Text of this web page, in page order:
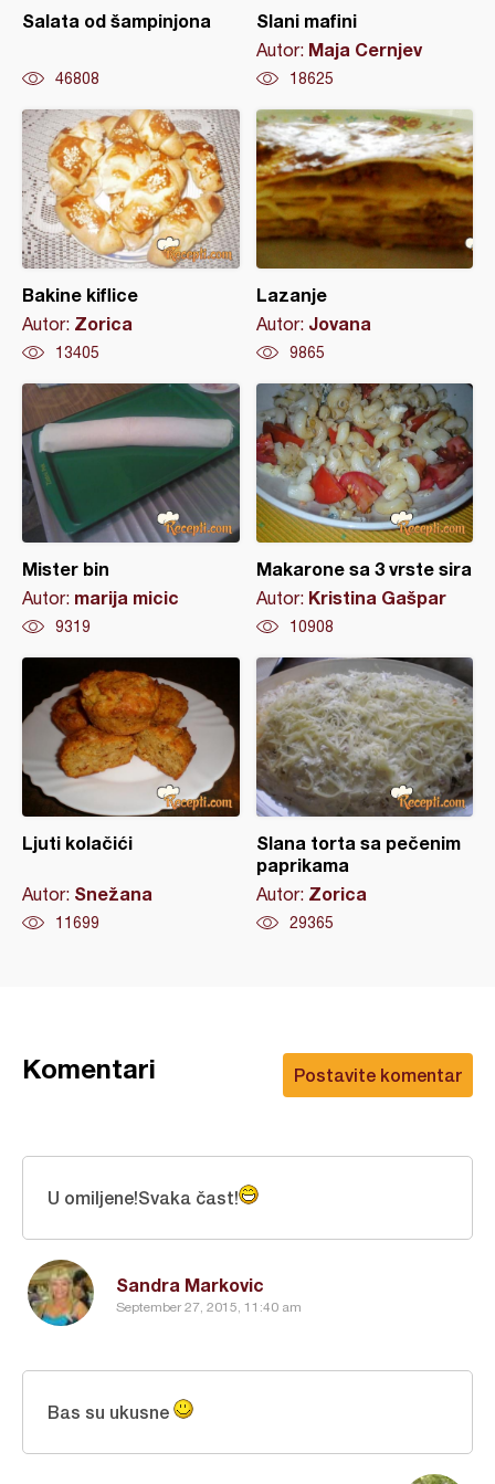
Salata od šampinjona
46808
Slani mafini
Autor: Maja Cernjev
18625
Bakine kiflice
Autor: Zorica
13405
Lazanje
Autor: Jovana
9865
Mister bin
Autor: marija micic
9319
Makarone sa 3 vrste sira
Autor: Kristina Gašpar
10908
Ljuti kolačići
Autor: Snežana
11699
Slana torta sa pečenim
paprikama
Autor: Zorica
29365
Postavite komentar
Komentari
Sandra Markovic
September 27, 2015, 11:40 am
U omiljene!Svaka čast!
Bas su ukusne